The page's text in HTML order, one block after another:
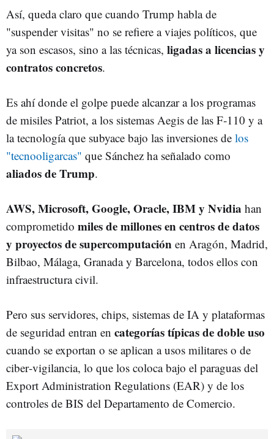
Así, queda claro que cuando Trump habla de
"suspender visitas" no se refiere a viajes políticos, que
ya son escasos, sino a las técnicas, ligadas a licencias y
contratos concretos.
Es ahí donde el golpe puede alcanzar a los programas
de misiles Patriot, a los sistemas Aegis de las F‑110 y a
la tecnología que subyace bajo las inversiones de los
"tecnooligarcas" que Sánchez ha señalado como
aliados de Trump.
AWS, Microsoft, Google, Oracle, IBM y Nvidia han
comprometido miles de millones en centros de datos
y proyectos de supercomputación en Aragón, Madrid,
Bilbao, Málaga, Granada y Barcelona, todos ellos con
infraestructura civil.
Pero sus servidores, chips, sistemas de IA y plataformas
de seguridad entran en categorías típicas de doble uso
cuando se exportan o se aplican a usos militares o de
ciber‑vigilancia, lo que los coloca bajo el paraguas del
Export Administration Regulations (EAR) y de los
controles de BIS del Departamento de Comercio.